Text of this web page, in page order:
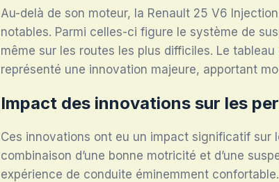
Au-delà de son moteur, la Renault 25 V6
notables. Parmi celles-ci figure le système de
même sur les routes les plus difficiles. Le
représenté une innovation majeure, apportant
Impact des innovations sur les
Ces innovations ont eu un impact significatif sur
combinaison d’une bonne motricité et d’une
expérience de conduite éminemment